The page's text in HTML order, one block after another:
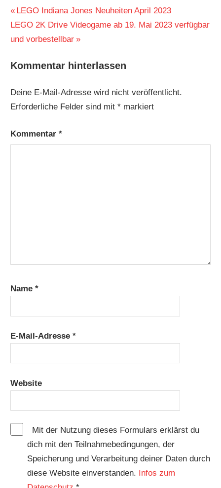
Beitragsnavigation
Vorheriger
Beitrag:
LEGO Indiana Jones Neuheiten April 2023
Nächster
Beitrag:
LEGO 2K Drive Videogame ab 19. Mai 2023 verfügbar
und vorbestellbar
Kommentar hinterlassen
Deine E-Mail-Adresse wird nicht veröffentlicht.
Erforderliche Felder sind mit* markiert
Kommentar*
Name*
E-Mail-Adresse*
Website
Mit der Nutzung dieses Formulars erklärst du
dich mit den Teilnahmebedingungen, der
Speicherung und Verarbeitung deiner Daten durch
diese Website einverstanden.
Infos zum